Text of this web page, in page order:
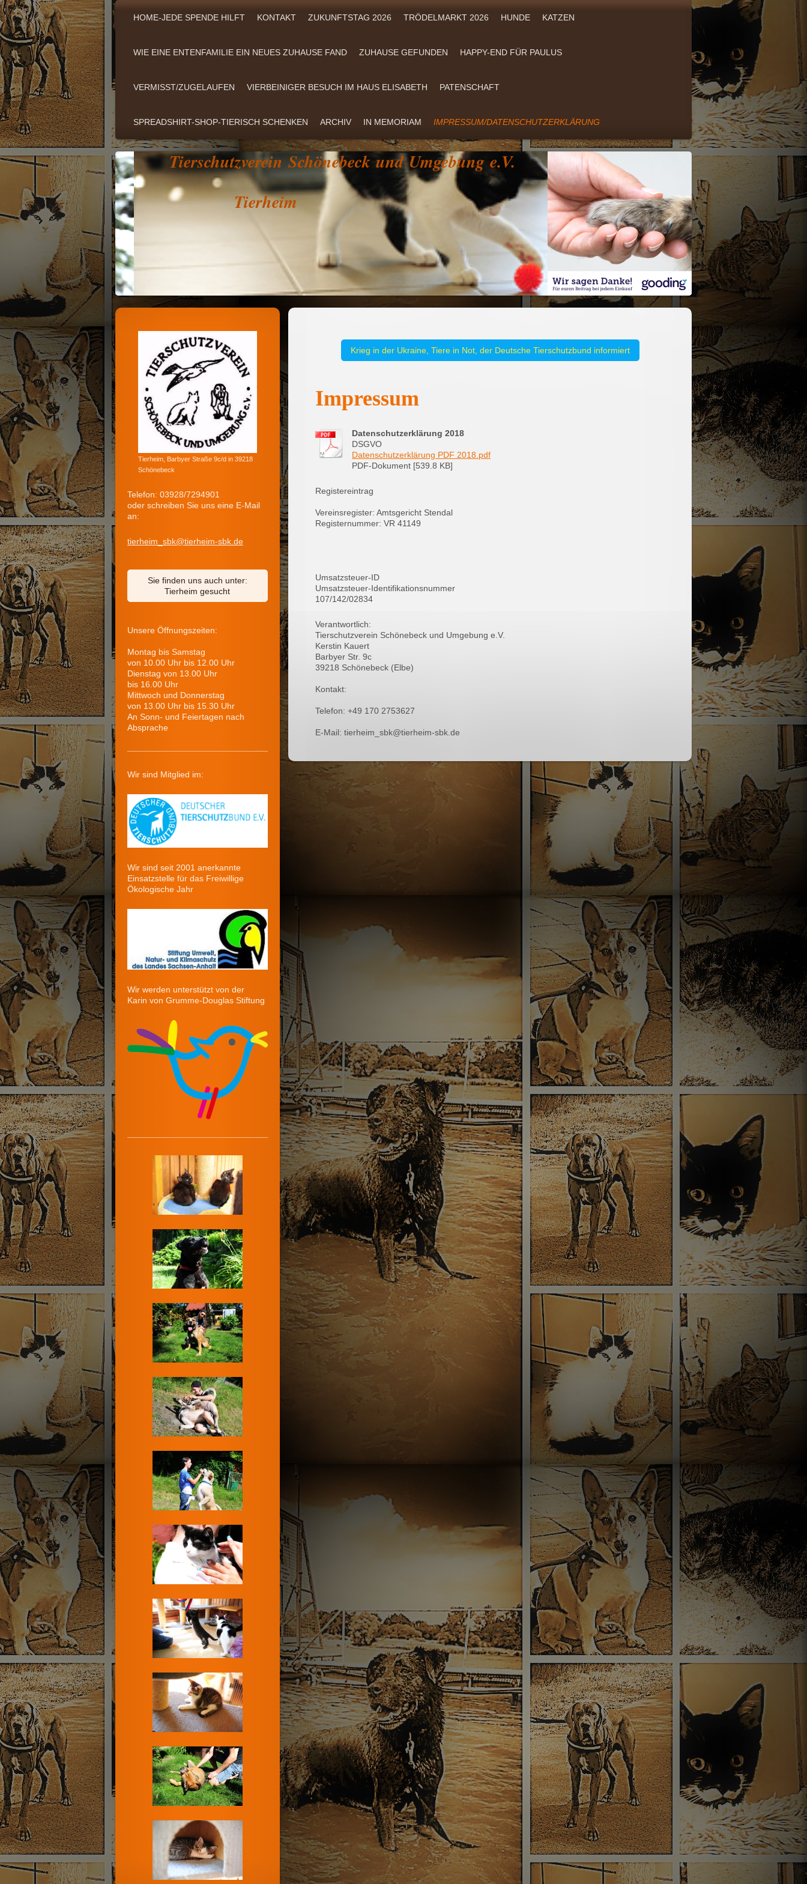
HOME-JEDE SPENDE HILFT KONTAKT ZUKUNFTSTAG 2026 TRÖDELMARKT 2026 HUNDE KATZEN
WIE EINE ENTENFAMILIE EIN NEUES ZUHAUSE FAND ZUHAUSE GEFUNDEN HAPPY-END FÜR PAULUS
VERMISST/ZUGELAUFEN VIERBEINIGER BESUCH IM HAUS ELISABETH PATENSCHAFT
SPREADSHIRT-SHOP-TIERISCH SCHENKEN ARCHIV IN MEMORIAM IMPRESSUM/DATENSCHUTZERKLÄRUNG
Tierschutzverein Schönebeck und Umgebung e.V.
Tierheim
Krieg in der Ukraine, Tiere in Not, der Deutsche Tierschutzbund informiert
Impressum
Datenschutzerklärung 2018
DSGVO
Datenschutzerklärung PDF 2018.pdf
PDF-Dokument [539.8 KB]
Registereintrag
Vereinsregister: Amtsgericht Stendal
Registernummer: VR 41149
Umsatzsteuer-ID
Umsatzsteuer-Identifikationsnummer
107/142/02834
Verantwortlich:
Tierschutzverein Schönebeck und Umgebung e.V.
Kerstin Kauert
Barbyer Str. 9c
39218 Schönebeck (Elbe)
Kontakt:
Telefon: +49 170 2753627
E-Mail: tierheim_sbk@tierheim-sbk.de
Tierheim, Barbyer Straße 9c/d in 39218
Schönebeck
Telefon: 03928/7294901
oder schreiben Sie uns eine E-Mail
an:
tierheim_sbk@tierheim-sbk.de
Sie finden uns auch unter:
Tierheim gesucht
Unsere Öffnungszeiten:
Montag bis Samstag
von 10.00 Uhr bis 12.00 Uhr
Dienstag von 13.00 Uhr
bis 16.00 Uhr
Mittwoch und Donnerstag
von 13.00 Uhr bis 15.30 Uhr
An Sonn- und Feiertagen nach
Absprache
Wir sind Mitglied im:
Wir sind seit 2001 anerkannte
Einsatzstelle für das Freiwillige
Ökologische Jahr
Wir werden unterstützt von der
Karin von Grumme-Douglas Stiftung